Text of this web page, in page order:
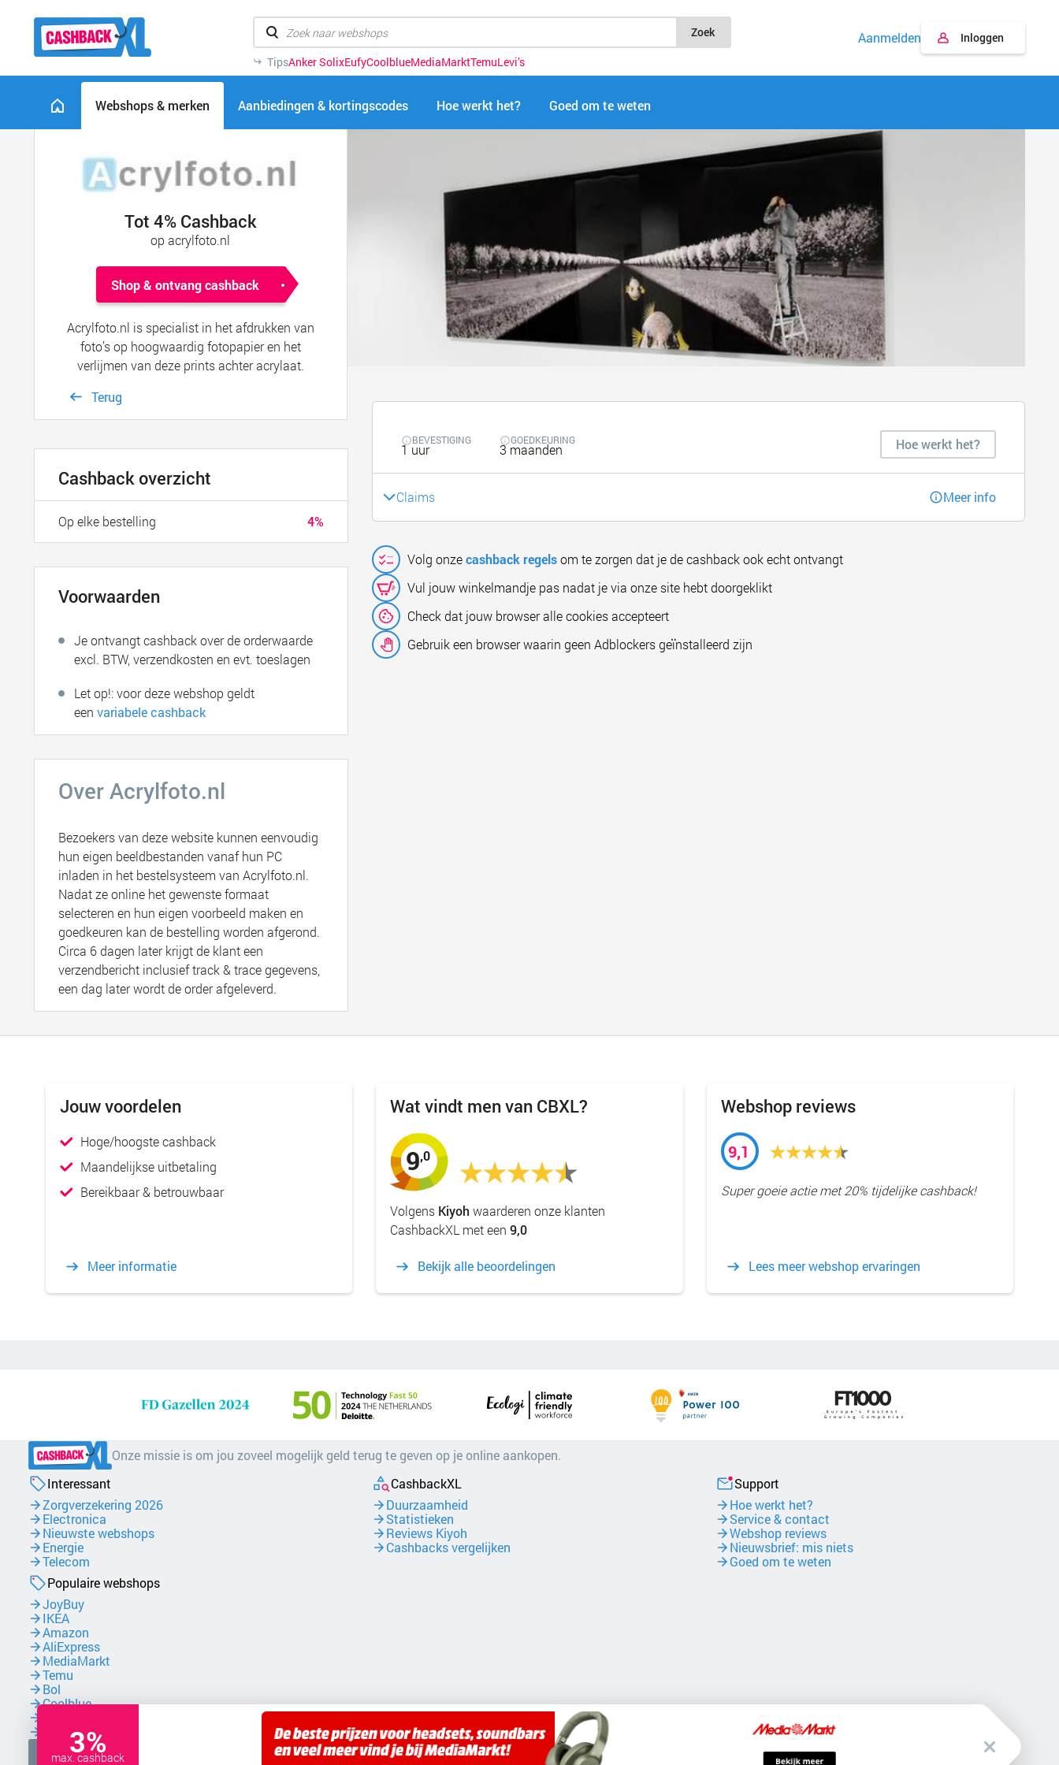
Zoek
TipsAnker SolixEufyCoolblueMediaMarktTemuLevi’s
Aanmelden Inloggen
Webshops & merken Aanbiedingen & kortingscodes Hoe werkt het? Goed om te weten
Tot 4% Cashback
op acrylfoto.nl
Shop & ontvang cashback
Acrylfoto.nl is specialist in het afdrukken van
foto’s op hoogwaardig fotopapier en het
verlijmen van deze prints achter acrylaat.
Terug
BEVESTIGING
1 uur
GOEDKEURING
3 maanden Hoe werkt het?
Claims Meer info
Volg onzecashback regelsom te zorgen dat je de cashback ook echt ontvangt
Vul jouw winkelmandje pas nadat je via onze site hebt doorgeklikt
Check dat jouw browser alle cookies accepteert
Gebruik een browser waarin geen Adblockers geïnstalleerd zijn
Cashback overzicht
4%
Op elke bestelling
Voorwaarden
Je ontvangt cashback over de orderwaarde
excl. BTW, verzendkosten en evt. toeslagen
Let op!: voor deze webshop geldt
eenvariabele cashback
Over Acrylfoto.nl
Bezoekers van deze website kunnen eenvoudig
hun eigen beeldbestanden vanaf hun PC
inladen in het bestelsysteem van Acrylfoto.nl.
Nadat ze online het gewenste formaat
selecteren en hun eigen voorbeeld maken en
goedkeuren kan de bestelling worden afgerond.
Circa 6 dagen later krijgt de klant een
verzendbericht inclusief track & trace gegevens,
een dag later wordt de order afgeleverd.
Jouw voordelen
Hoge/hoogste cashback
Maandelijkse uitbetaling
Bereikbaar & betrouwbaar
Meer informatie
Wat vindt men van CBXL?
9,0
Volgens Kiyoh waarderen onze klanten
CashbackXL met een9,0
Bekijk alle beoordelingen
Webshop reviews
9,1
Super goeie actie met 20% tijdelijke cashback!
Lees meer webshop ervaringen
Onze missie is om jou zoveel mogelijk geld terug te geven op je online aankopen.
Interessant
Zorgverzekering 2026
Electronica
Nieuwste webshops
Energie
Telecom
CashbackXL
Duurzaamheid
Statistieken
Reviews Kiyoh
Cashbacks vergelijken
Support
Hoe werkt het?
Service & contact
Webshop reviews
Nieuwsbrief: mis niets
Goed om te weten
Populaire webshops
JoyBuy
IKEA
Amazon
AliExpress
MediaMarkt
Temu
Bol
Coolblue
Zalando
Facebook
3%
max. cashback